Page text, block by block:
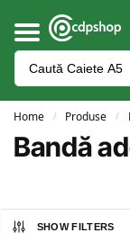
Home / Produse /
Bandă
SHOW FILTERS